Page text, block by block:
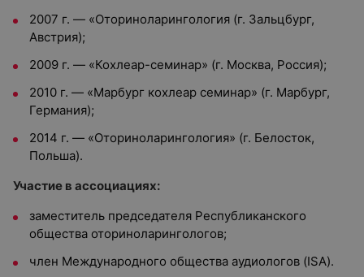
2007 г. — «Оториноларингология (г. Зальцбург,
Австрия);
2009 г. — «Кохлеар-семинар» (г. Москва, Россия);
2010 г. — «Марбург кохлеар семинар» (г. Марбург,
Германия);
2014 г. — «Оториноларингология» (г. Белосток,
Польша).
Участие в ассоциациях:
заместитель председателя Республиканского
общества оториноларингологов;
член Международного общества аудиологов (ISA).